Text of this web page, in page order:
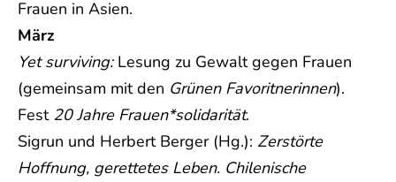
Frauen in Asien.
März
Yet surviving:Lesung zu Gewalt gegen Frauen
(gemeinsam mit den Grünen Favoritnerinnen).
Fest 20 Jahre Frauen*solidarität.
Sigrun und Herbert Berger (Hg.): Zerstörte
Hoffnung, gerettetes Leben. Chilenische